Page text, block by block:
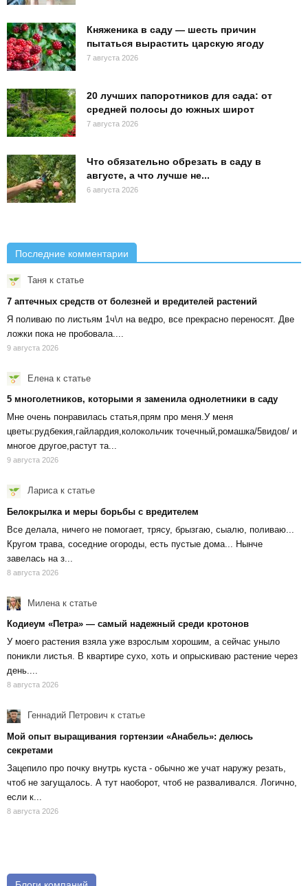
Княженика в саду — шесть причин
пытаться вырастить царскую ягоду
7 августа 2026
20 лучших папоротников для сада: от
средней полосы до южных широт
7 августа 2026
Что обязательно обрезать в саду в
августе, а что лучше не...
6 августа 2026
Последние комментарии
Таня к статье
7 аптечных средств от болезней и вредителей растений
Я поливаю по листьям 1ч\л на ведро, все прекрасно переносят. Две
ложки пока не пробовала....
9 августа 2026
Елена к статье
5 многолетников, которыми я заменила однолетники в саду
Мне очень понравилась статья,прям про меня.У меня
цветы:рудбекия,гайлардия,колокольчик точечный,ромашка/5видов/ и
многое другое,растут та...
9 августа 2026
Ларисак статье
Белокрылка и меры борьбы с вредителем
Все делала, ничего не помогает, трясу, брызгаю, сыалю, поливаю...
Кругом трава, соседние огороды, есть пустые дома... Нынче
завелась на з...
8 августа 2026
Милена к статье
Кодиеум «Петра» — самый надежный среди кротонов
У моего растения взяла уже взрослым хорошим, а сейчас уныло
поникли листья. В квартире сухо, хоть и опрыскиваю растение через
день....
8 августа 2026
Геннадий Петрович к статье
Мой опыт выращивания гортензии «Анабель»: делюсь
секретами
Зацепило про почку внутрь куста - обычно же учат наружу резать,
чтоб не загущалось. А тут наоборот, чтоб не разваливался. Логично,
если к...
8 августа 2026